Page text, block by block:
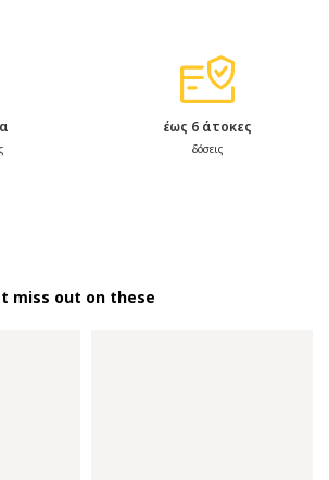
έως 6 άτοκες
δόσεις
miss out on these